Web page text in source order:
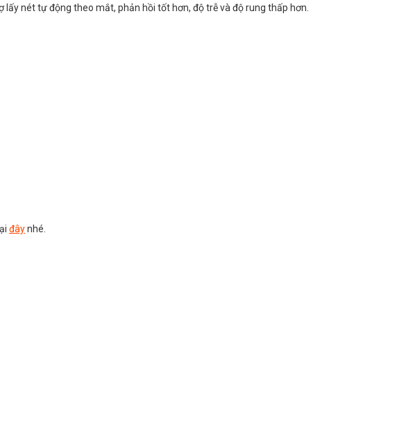
nét tự động theo mắt, phản hồi tốt hơn, độ trễ và độ rung thấp hơn.
đâynhé.